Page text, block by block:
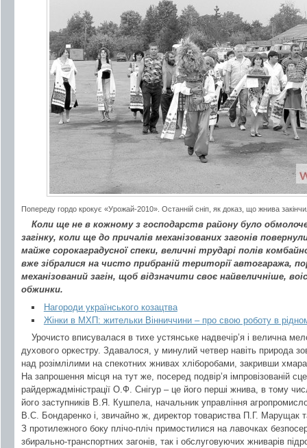
Попереду гордо крокує «Урожай-2010». Останній сніп, як доказ, що жнива
Коли ще не в кожному з господарств району було
загінку, коли ще до причалів механізованих загонів
майже сорокаградусної спеки, величні трударі полів
вже зібралися на чисто прибраній території автогаража,
механізований загін, щоб відзначити своє найвеличніше,
обжинки.
Нагороди українського козацтва
Жінки в МХП: жительки Вінниччини – про свою роботу в
Урочисто вписувалася в тихе устянське надвечір’я і велична
духового оркестру. Здавалося, у минулий четвер навіть природа
над розімлілими на спекотних жнивах хліборобами, закривши
На запрошення місця на тут же, посеред подвір’я імпровізованій
райдержадміністрації О.Ф. Снігур – це його перші жнива, в тому
його заступників В.Я. Кушпела, начальник управління
В.С. Бондаренко і, звичайно ж, директор товариства П.Г. Марущак
З протилежного боку плічо-пліч примостилися на лавочках
збирально-транспортних загонів, так і обслуговуючих жниварів